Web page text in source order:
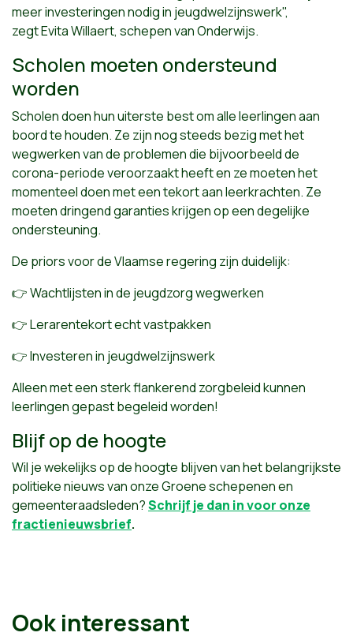
meer investeringen nodig in jeugdwelzijnswerk",
zegtEvita Willaert, schepen van Onderwijs.
Scholen moeten ondersteund
worden
Scholen doen hun uiterste best om alle leerlingen aan
boord te houden. Ze zijn nog steeds bezig met het
wegwerken van de problemen die bijvoorbeeld de
corona-periode veroorzaakt heeft en ze moeten het
momenteel doen met een tekort aan leerkrachten. Ze
moeten dringend garanties krijgen op een degelijke
ondersteuning.
De priors voor de Vlaamse regering zijn duidelijk:
👉 Wachtlijsten in de jeugdzorg wegwerken
👉 Lerarentekort echt vastpakken
👉 Investeren in jeugdwelzijnswerk
Alleen met een sterk flankerend zorgbeleid kunnen
leerlingen gepast begeleid worden!
Blijf op de hoogte
Wil je wekelijks op de hoogte blijven van het belangrijkste
politieke nieuws van onze Groene schepenen en
gemeenteraadsleden?Schrijf je dan in voor onze
fractienieuwsbrief.
Ook interessant